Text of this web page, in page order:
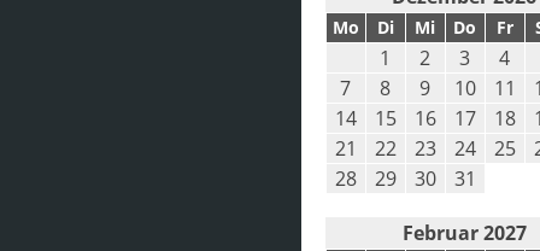
Mo Di Mi Do Fr
1 2 3 4
7
8 9 10 11
14
15 16 17 18
21
22 23 24 25
28
29 30 31
Februar 2027